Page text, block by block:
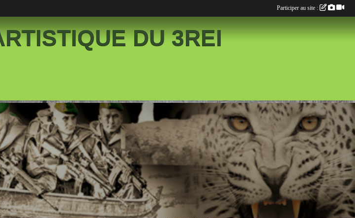
DU 3REI
Participer au site :